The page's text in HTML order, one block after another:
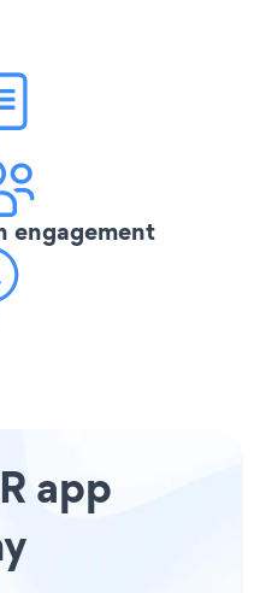
engagement
app